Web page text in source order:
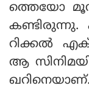
ത്തെയോ
കണ്ടിരുന്നു.
റിക്കൽ
ആ